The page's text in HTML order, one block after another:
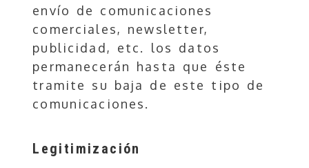
envío de comunicaciones
comerciales, newsletter,
publicidad, etc. los datos
permanecerán hasta que éste
tramite su baja de este tipo de
comunicaciones.
Legitimización